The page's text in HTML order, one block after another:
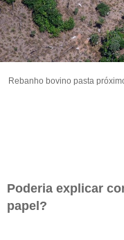
Rebanho bovino pasta
Poderia explicar
papel?